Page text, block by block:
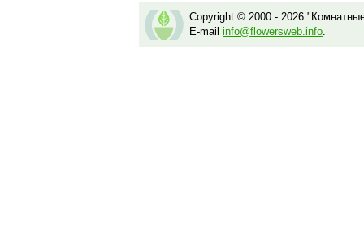
Copyright © 2000 - 2026
E-mail info@flowersweb.info.